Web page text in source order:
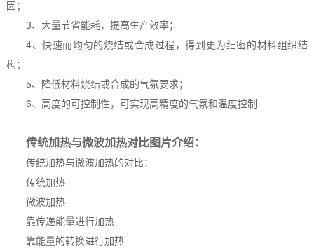
因；
3、大量节省能耗，提高生产效率；
4、快速而均匀的烧结或合成过程，得到更为细密的材料组织结
构；
5、降低材料烧结或合成的气氛要求；
6、高度的可控制性，可实现高精度的气氛和温度控制
传统加热与微波加热对比图片介绍：
传统加热与微波加热的对比：
传统加热
微波加热
靠传递能量进行加热
靠能量的转换进行加热